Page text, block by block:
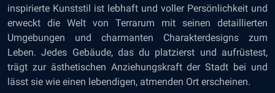
inspirierte Kunststil ist lebhaft und voller Persönlichkeit und
erweckt die Welt von Terrarum mit seinen detaillierten
Umgebungen und charmanten Charakterdesigns zum
Leben. Jedes Gebäude, das du platzierst und aufrüstest,
trägt zur ästhetischen Anziehungskraft der Stadt bei und
lässt sie wie einen lebendigen, atmenden Ort erscheinen.